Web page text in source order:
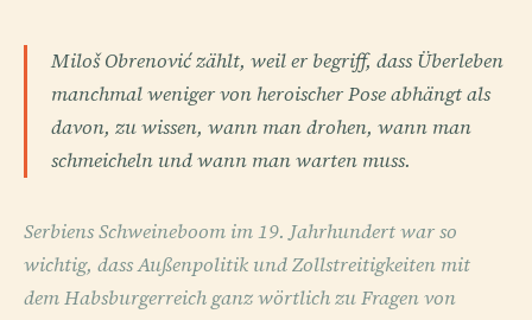
Miloš Obrenović zählt, weil er begriff, dass Überleben
manchmal weniger von heroischer Pose abhängt als
davon, zu wissen, wann man drohen, wann man
schmeicheln und wann man warten muss.
Serbiens Schweineboom im 19. Jahrhundert war so
wichtig, dass Außenpolitik und Zollstreitigkeiten mit
dem Habsburgerreich ganz wörtlich zu Fragen von